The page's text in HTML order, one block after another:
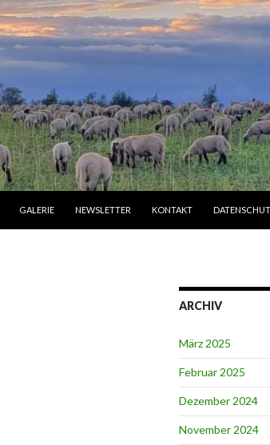
GALERIE NEWSLETTER KONTAKT
ARCHIV
März 2025
Februar 2025
Dezember 2024
November 2024